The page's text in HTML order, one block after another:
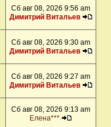
Сб авг 08, 2026 9:56 am
Димитрий Витальев
Сб авг 08, 2026 9:30 am
Димитрий Витальев
Сб авг 08, 2026 9:27 am
Димитрий Витальев
Сб авг 08, 2026 9:13 am
Елена***